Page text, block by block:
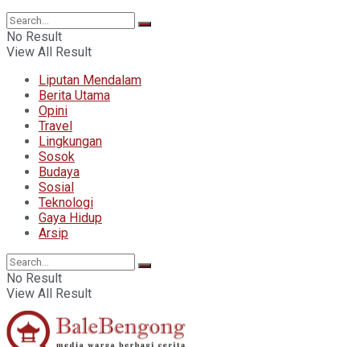
No Result
View All Result
Liputan Mendalam
Berita Utama
Opini
Travel
Lingkungan
Sosok
Budaya
Sosial
Teknologi
Gaya Hidup
Arsip
No Result
View All Result